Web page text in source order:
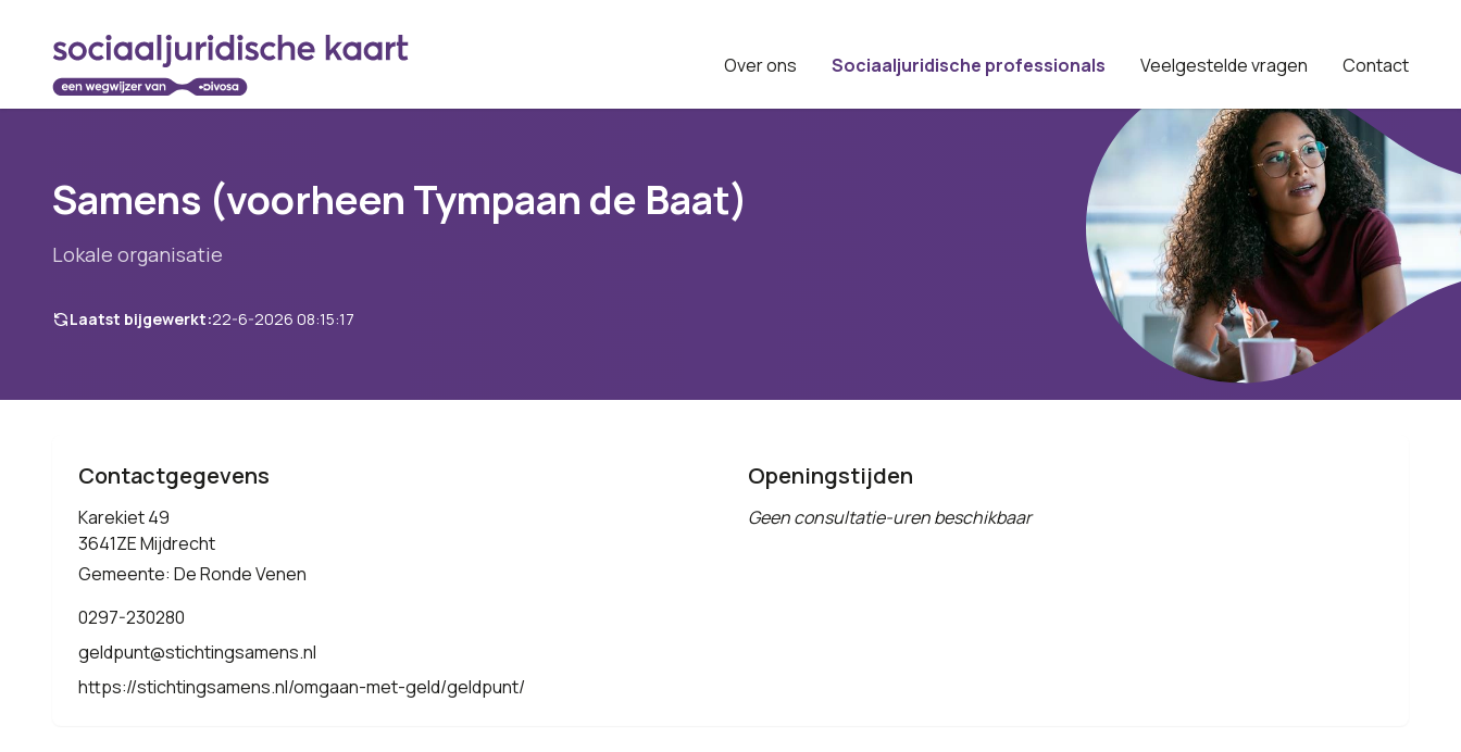
Over ons Sociaaljuridische professionals Veelgestelde vragen Contact
Samens (voorheen Tympaan de Baat)
Lokale organisatie
Laatst bijgewerkt:22-6-2026 08:15:17
Contactgegevens
Karekiet 49
3641ZE Mijdrecht
Gemeente: De Ronde Venen
0297-230280
geldpunt@stichtingsamens.nl
https://stichtingsamens.nl/omgaan-met-geld/geldpunt/
Openingstijden
Geen consultatie-uren beschikbaar